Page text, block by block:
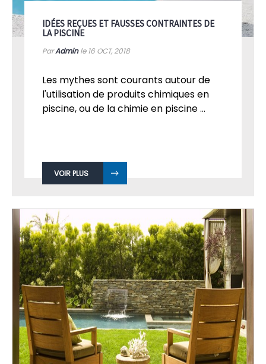
IDÉES REÇUES ET FAUSSES CONTRAINTES DE
LA PISCINE
ParAdminle 16 OCT, 2018
Les mythes sont courants autour de
l'utilisation de produits chimiques en
piscine, ou de la chimie en piscine ...
VOIR PLUS